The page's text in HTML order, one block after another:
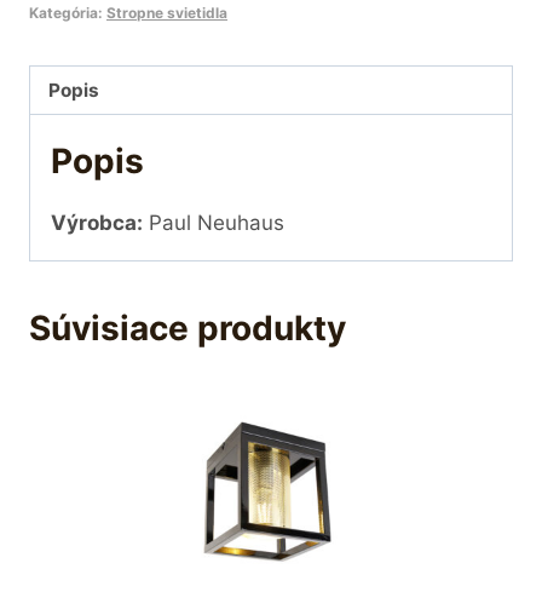
Kategória: Stropne svietidla
Popis
Popis
Výrobca: Paul Neuhaus
Súvisiace produkty